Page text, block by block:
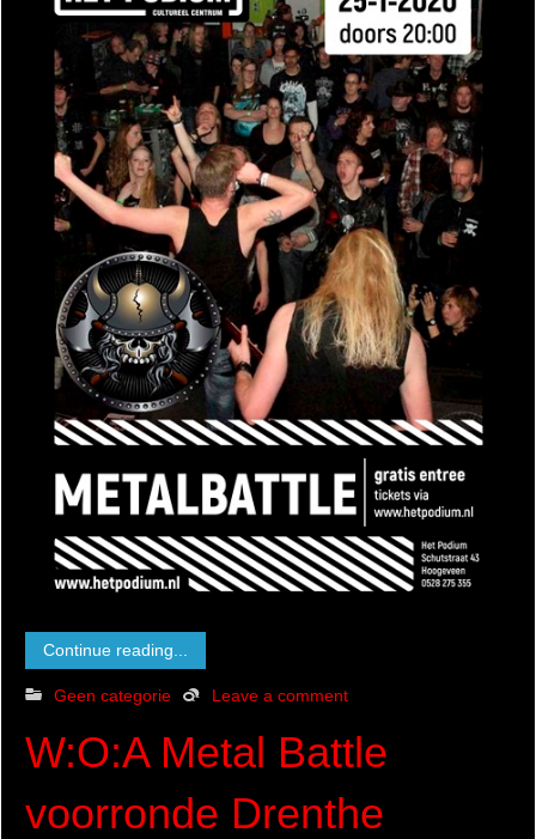
Continue reading...
Geen categorie Leave a comment
W:O:A Metal Battle
voorronde Drenthe